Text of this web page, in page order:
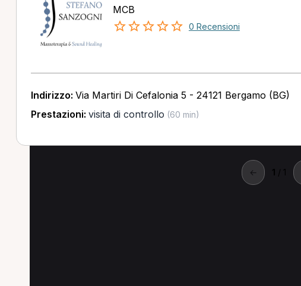
MCB
0 Recensioni
Indirizzo: Via Martiri Di Cefalonia 5 - 24121 Bergamo (BG)
Prestazioni: visita di controllo (60 min)
← 1 / 1